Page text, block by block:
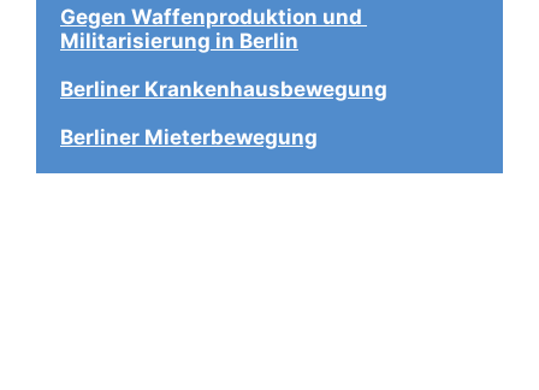
Gegen Waffenproduktion und
Militarisierung in Berlin
Berliner Krankenhausbewegung
Berliner Mieterbewegung